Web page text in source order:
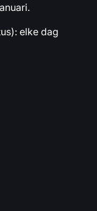
elke dag